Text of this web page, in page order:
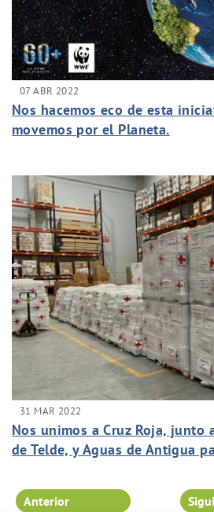
07 ABR 2022
Nos hacemos eco de esta
movemos por el Planeta.
31 MAR 2022
Nos unimos a Cruz Roja, junto
de Telde, y Aguas de Antigua
Anterior